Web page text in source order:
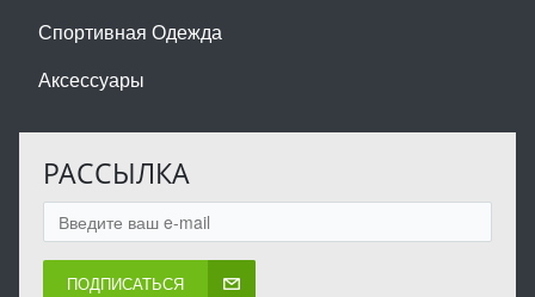
Спортивная Одежда
Аксессуары
РАССЫЛКА
ПОДПИСАТЬСЯ